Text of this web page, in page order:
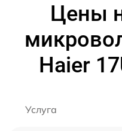
Цены
Haier
Услуга